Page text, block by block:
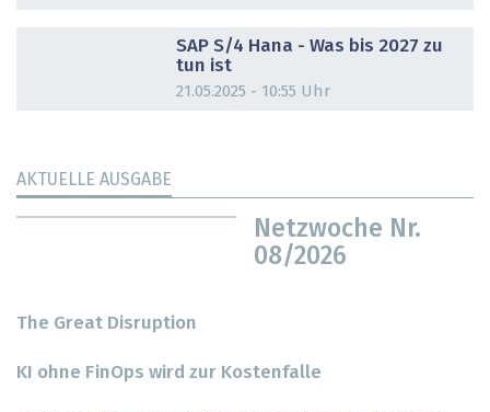
SAP S/4 Hana - Was bis 2027 zu
tun ist
21.05.2025 - 10:55 Uhr
AKTUELLE AUSGABE
Netzwoche Nr.
08/2026
The Great Disruption
KI ohne FinOps wird zur Kostenfalle